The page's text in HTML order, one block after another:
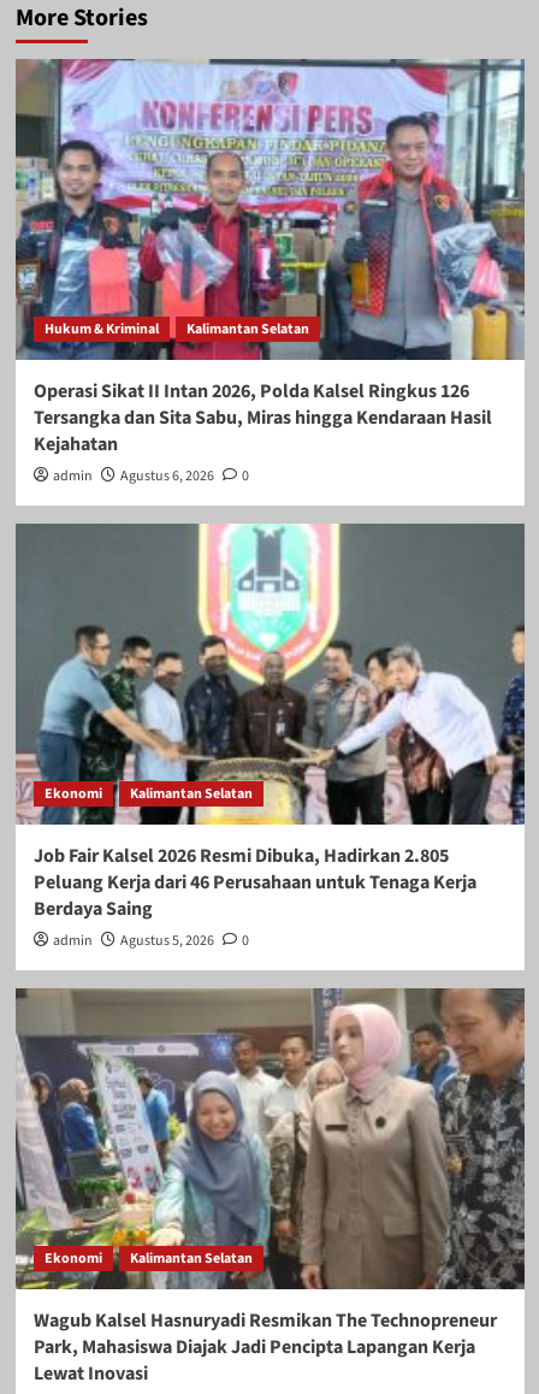
More Stories
Hukum & Kriminal Kalimantan Selatan
Operasi Sikat II Intan 2026, Polda Kalsel Ringkus 126
Tersangka dan Sita Sabu, Miras hingga Kendaraan Hasil
Kejahatan
admin Agustus 6, 2026 0
Ekonomi Kalimantan Selatan
Job Fair Kalsel 2026 Resmi Dibuka, Hadirkan 2.805
Peluang Kerja dari 46 Perusahaan untuk Tenaga Kerja
Berdaya Saing
admin Agustus 5, 2026 0
Ekonomi Kalimantan Selatan
Wagub Kalsel Hasnuryadi Resmikan The Technopreneur
Park, Mahasiswa Diajak Jadi Pencipta Lapangan Kerja
Lewat Inovasi